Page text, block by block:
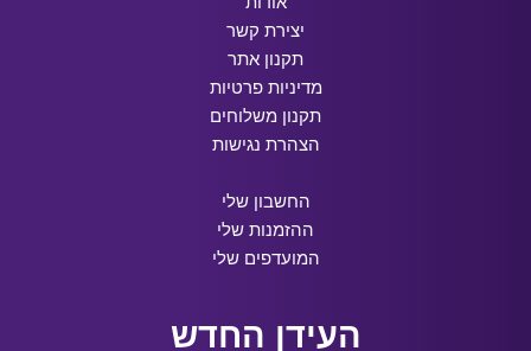
יצירת קשר
תקנון אתר
מדיניות פרטיות
תקנון משלוחים
הצהרת נגישות
החשבון שלי
ההזמנות שלי
המועדפים שלי
העידן החדש